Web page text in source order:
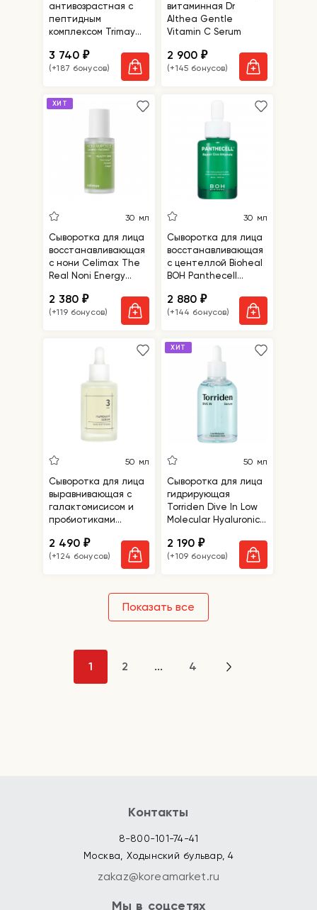
антивозрастная с
пептидным
комплексом Trimay
3 740₽
(+187 бонусов)
витаминная Dr
Althea Gentle
Vitamin C Serum
2 900₽
(+145 бонусов)
ХИТ
30 мл
Сыворотка для лица
восстанавливающая
с нони Celimax The
Real Noni Energy
2 380₽
(+119 бонусов)
30 мл
Сыворотка для лица
восстанавливающая
с центеллой Bioheal
BOH Panthecell
2 880₽
(+144 бонусов)
50 мл
Сыворотка для лица
выравнивающая с
галактомисисом и
пробиотиками
Softening Serum
2 490₽
(+124 бонусов)
ХИТ
50 мл
Сыворотка для лица
гидрирующая
Torriden Dive In Low
Molecular Hyaluronic
2 190₽
(+109 бонусов)
Показать все
1 2 ... 4
Контакты
8-800-101-74-41
Москва, Ходынский бульвар, 4
zakaz@koreamarket.ru
Мы в соцсетях